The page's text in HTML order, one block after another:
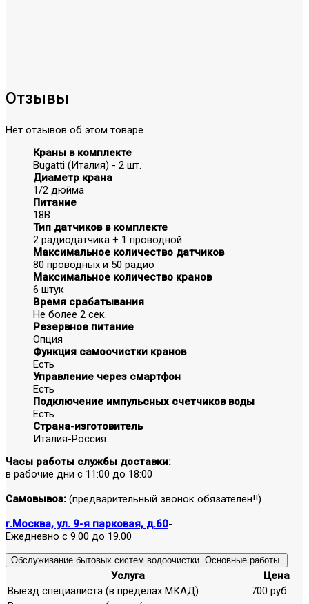
Отзывы
Нет отзывов об этом товаре.
Краны в комплекте
Bugatti (Италия) - 2 шт.
Диаметр крана
1/2 дюйма
Питание
18В
Тип датчиков в комплекте
2 радиодатчика + 1 проводной
Максимальное количество датчиков
80 проводных и 50 радио
Максимальное количество кранов
6 штук
Время срабатывания
Не более 2 сек.
Резервное питание
Опция
Функция самоочистки кранов
Есть
Управление через смартфон
Есть
Подключение импульсных счетчиков воды
Есть
Страна-изготовитель
Италия-Россия
Часы работы службы доставки:
в рабочие дни с 11:00 до 18:00
Самовывоз: (предварительный звонок обязателен!!)
г.Москва, ул. 9-я парковая, д.60-
Ежедневно с 9.00 до 19.00
Обслуживание бытовых систем водоочистки. Основные работы.
Услуга
Цена
Выезд специалиста (в пределах МКАД)
700 руб.